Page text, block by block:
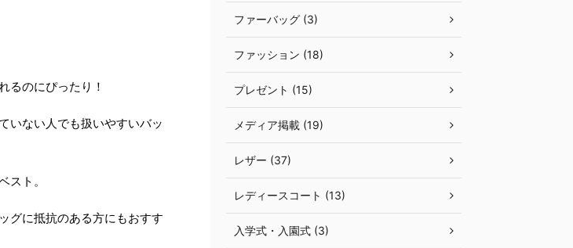
るのにぴったり！
いない人でも扱いやすいバッ
スト。
グに抵抗のある方にもおすす
ファーバッグ (3)
ファッション (18)
プレゼント (15)
メディア掲載 (19)
レザー (37)
レディースコート (13)
入学式・入園式 (3)